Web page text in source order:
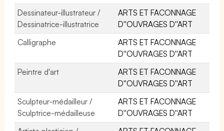
Dessinateur-illustrateur /
Dessinatrice-illustratrice
ARTS ET FACONNAGE
D''OUVRAGES D''ART
Calligraphe
ARTS ET FACONNAGE
D''OUVRAGES D''ART
Peintre d'art
ARTS ET FACONNAGE
D''OUVRAGES D''ART
Sculpteur-médailleur /
Sculptrice-médailleuse
ARTS ET FACONNAGE
D''OUVRAGES D''ART